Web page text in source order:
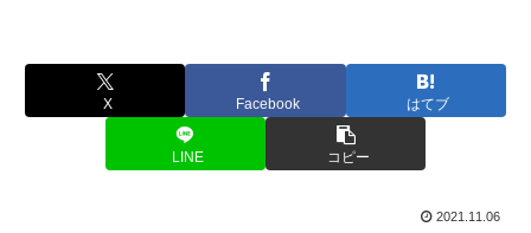
X Facebook はてブ
LINE コピー
2021.11.06